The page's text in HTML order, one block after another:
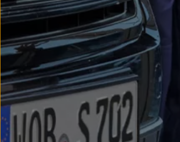
Podcast Elektrycznie Tematyczni
Umów się na Serwis
Newsletter ID.
Społeczność Volkswagena
Znajdź Dealera
Zapisz się na jazdę próbną